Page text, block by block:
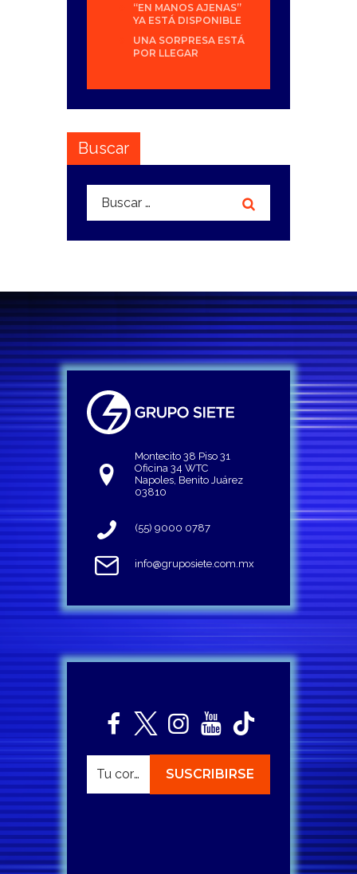
“EN MANOS AJENAS”
YA ESTÁ DISPONIBLE
UNA SORPRESA ESTÁ
POR LLEGAR
Buscar
Buscar:
Montecito 38 Piso 31
Oficina 34 WTC
Napoles, Benito Juárez
03810
(55) 9000 0787
info@gruposiete.com.mx